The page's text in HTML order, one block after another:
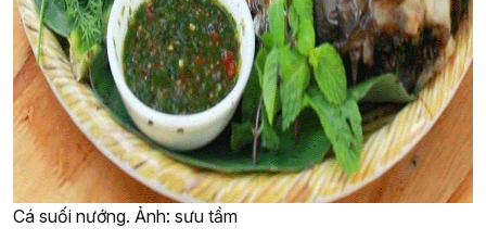
Cá suối nướng. Ảnh: sưu tầm